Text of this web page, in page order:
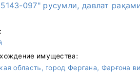
097" русумли, давлат
имущества:
область, город Фергана, Фарғона